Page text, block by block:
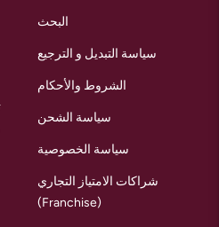
البحث
سياسة التبديل و الترجيع
الشروط والأحكام
سياسة الشحن
سياسة الخصوصية
شراكات الامتياز التجاري
(Franchise)